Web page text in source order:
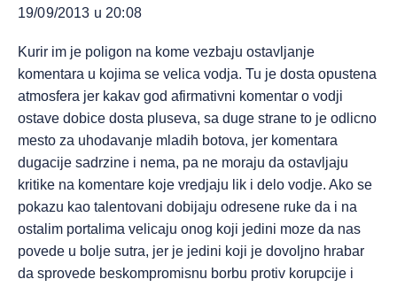
19/09/2013 u 20:08
Kurir im je poligon na kome vezbaju ostavljanje
komentara u kojima se velica vodja. Tu je dosta opustena
atmosfera jer kakav god afirmativni komentar o vodji
ostave dobice dosta pluseva, sa duge strane to je odlicno
mesto za uhodavanje mladih botova, jer komentara
dugacije sadrzine i nema, pa ne moraju da ostavljaju
kritike na komentare koje vredjaju lik i delo vodje. Ako se
pokazu kao talentovani dobijaju odresene ruke da i na
ostalim portalima velicaju onog koji jedini moze da nas
povede u bolje sutra, jer je jedini koji je dovoljno hrabar
da sprovede beskompromisnu borbu protiv korupcije i